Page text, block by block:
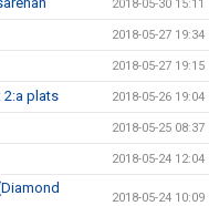
2018-05-30 15:11
2018-05-27 19:34
2018-05-27 19:15
2:a plats 2018-05-26 19:04
2018-05-25 08:37
2018-05-24 12:04
2018-05-24 10:09